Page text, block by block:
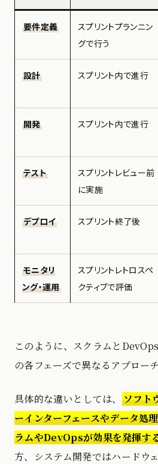
要件定義
スプリントプランニン
グで行う
設計 スプリント内で進行
開発 スプリント内で進行
テスト
スプリントレビュー前
に実施
デプロイ スプリント終了後
モニタリ
ング・運用
スプリントレトロスペ
クティブで評価
このように、スクラムと
の各フェーズで異なるアプロー
具体的な違いとしては、 ソフト
ーインターフェースやデータ処
ラムやDevOpsが効果を発揮す
方、システム開発ではハードウ